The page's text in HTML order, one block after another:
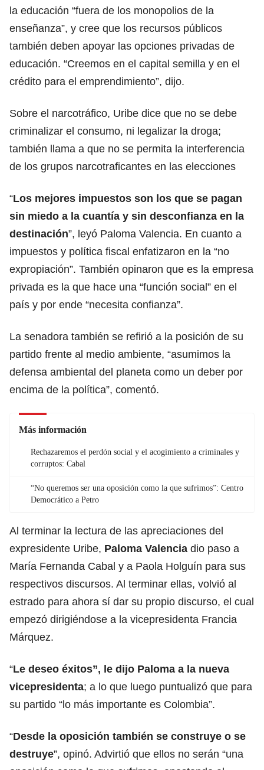
la educación “fuera de los monopolios de la
enseñanza”, y cree que los recursos públicos
también deben apoyar las opciones privadas de
educación. “Creemos en el capital semilla y en el
crédito para el emprendimiento”, dijo.
Sobre el narcotráfico, Uribe dice que no se debe
criminalizar el consumo, ni legalizar la droga;
también llama a que no se permita la interferencia
de los grupos narcotraficantes en las elecciones
“Los mejores impuestos son los que se pagan
sin miedo a la cuantía y sin desconfianza en la
destinación”, leyó Paloma Valencia. En cuanto a
impuestos y política fiscal enfatizaron en la “no
expropiación”. También opinaron que es la empresa
privada es la que hace una “función social” en el
país y por ende “necesita confianza”.
La senadora también se refirió a la posición de su
partido frente al medio ambiente, “asumimos la
defensa ambiental del planeta como un deber por
encima de la política”, comentó.
Más información
Rechazaremos el perdón social y el acogimiento a criminales y
corruptos: Cabal
“No queremos ser una oposición como la que sufrimos”: Centro
Democrático a Petro
Al terminar la lectura de las apreciaciones del
expresidente Uribe, Paloma Valencia dio paso a
María Fernanda Cabal y a Paola Holguín para sus
respectivos discursos. Al terminar ellas, volvió al
estrado para ahora sí dar su propio discurso, el cual
empezó dirigiéndose a la vicepresidenta Francia
Márquez.
“Le deseo éxitos”, le dijo Paloma a la nueva
vicepresidenta; a lo que luego puntualizó que para
su partido “lo más importante es Colombia”.
“Desde la oposición también se construye o se
destruye”, opinó. Advirtió que ellos no serán “una